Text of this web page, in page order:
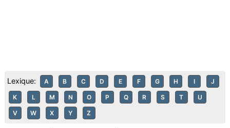
Lexique: A B C D E F G H I J
K L M N O P Q R S T U
V W X Y Z